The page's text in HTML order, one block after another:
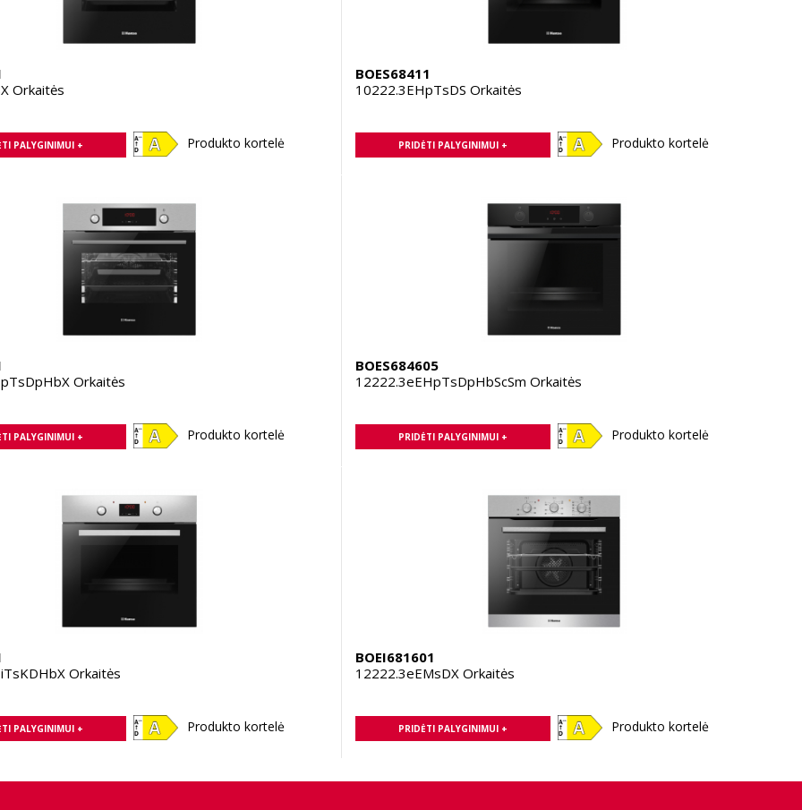
Orkaitės
PALYGINIMUI + Produkto kortelė
BOES68411
10222.3EHpTsDS Orkaitės
PRIDĖTI PALYGINIMUI + Produkto kortelė
Orkaitės
PALYGINIMUI + Produkto kortelė
BOES684605
12222.3eEHpTsDpHbScSm Orkaitės
PRIDĖTI PALYGINIMUI + Produkto kortelė
Orkaitės
PALYGINIMUI + Produkto kortelė
BOEI681601
12222.3eEMsDX Orkaitės
PRIDĖTI PALYGINIMUI + Produkto kortelė